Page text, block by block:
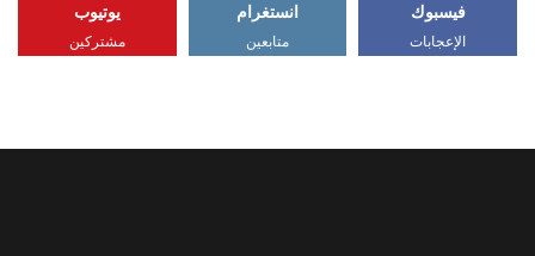
فيسبوك
الإعجابات
انستغرام
متابعين
يوتيوب
مشتركين